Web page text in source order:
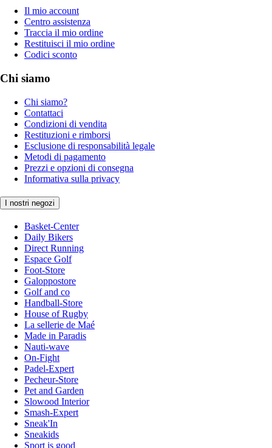
Il mio account
Centro assistenza
Traccia il mio ordine
Restituisci il mio ordine
Codici sconto
Chi siamo
Chi siamo?
Contattaci
Condizioni di vendita
Restituzioni e rimborsi
Esclusione di responsabilità legale
Metodi di pagamento
Prezzi e opzioni di consegna
Informativa sulla privacy
I nostri negozi
Basket-Center
Daily Bikers
Direct Running
Espace Golf
Foot-Store
Galoppostore
Golf and co
Handball-Store
House of Rugby
La sellerie de Maé
Made in Paradis
Nauti-wave
On-Fight
Padel-Expert
Pecheur-Store
Pet and Garden
Slowood Interior
Smash-Expert
Sneak'In
Sneakids
Sport is good